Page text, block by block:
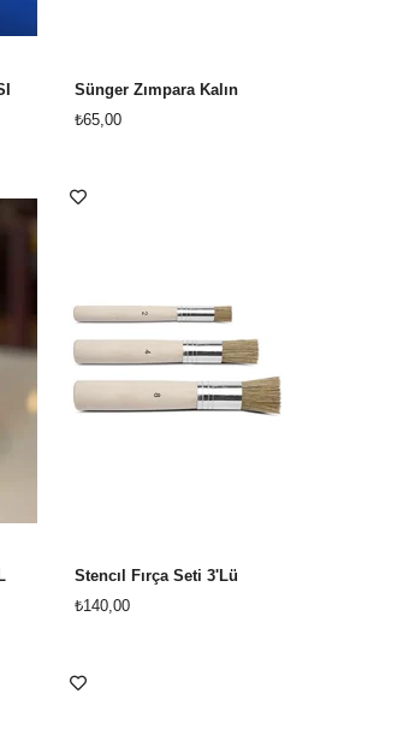
Sünger Zımpara Kalın
₺65,00
Stencıl Fırça Seti 3'Lü
₺140,00